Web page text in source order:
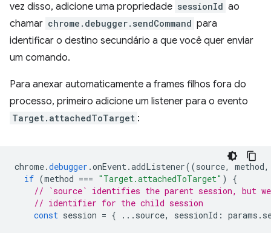
vez disso, adicione uma propriedade sessionId ao
chamar chrome.debugger.sendCommand para
identificar o destino secundário a que você quer enviar
um comando.
Para anexar automaticamente a frames filhos fora do
processo, primeiro adicione um listener para o evento
Target.attachedToTarget :
chrome.debugger .onEvent.addListener((source, method,
if (method === "Target.attachedToTarget" )
{
// `source` identifies the parent session, but we
// identifier for the child session
const session = { ... source, sessionId : params .